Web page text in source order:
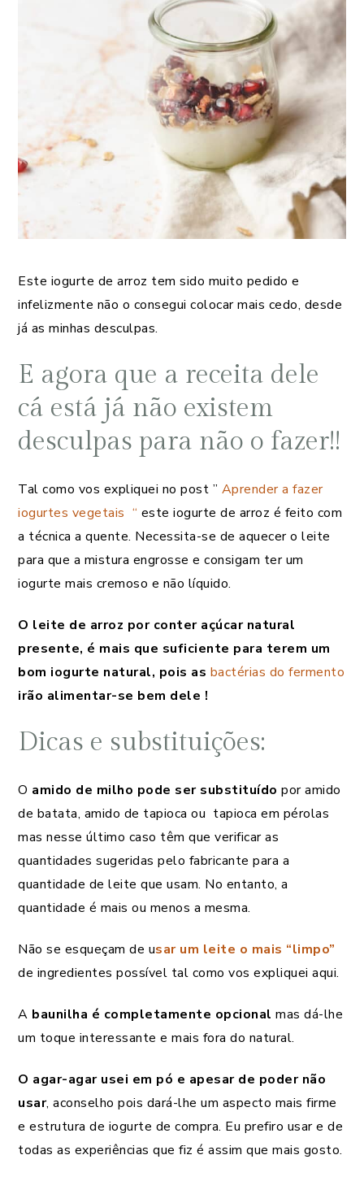
Este iogurte de arroz tem sido muito pedido e
infelizmente não o consegui colocar mais cedo, desde
já as minhas desculpas.
E agora que a receita dele
cá está já não existem
desculpas para não o fazer!!
Tal como vos expliquei no post ” Aprender a fazer
iogurtes vegetais “ este iogurte de arroz é feito com
a técnica a quente. Necessita-se de aquecer o leite
para que a mistura engrosse e consigam ter um
iogurte mais cremoso e não líquido.
O leite de arroz por conter açúcar natural
presente, é mais que suficiente para terem um
bom iogurte natural, pois as bactérias do fermento
irão alimentar-se bem dele !
Dicas e substituições:
O amido de milho pode ser substituído por amido
de batata, amido de tapioca ou tapioca em pérolas
mas nesse último caso têm que verificar as
quantidades sugeridas pelo fabricante para a
quantidade de leite que usam. No entanto, a
quantidade é mais ou menos a mesma.
Não se esqueçam de usar um leite o mais “limpo”
de ingredientes possível tal como vos expliquei aqui.
A baunilha é completamente opcional mas dá-lhe
um toque interessante e mais fora do natural.
O agar-agar usei em pó e apesar de poder não
usar, aconselho pois dará-lhe um aspecto mais firme
e estrutura de iogurte de compra. Eu prefiro usar e de
todas as experiências que fiz é assim que mais gosto.